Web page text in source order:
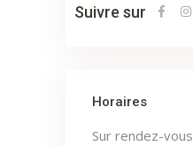
Suivre sur
Horaires
Sur rendez-vous